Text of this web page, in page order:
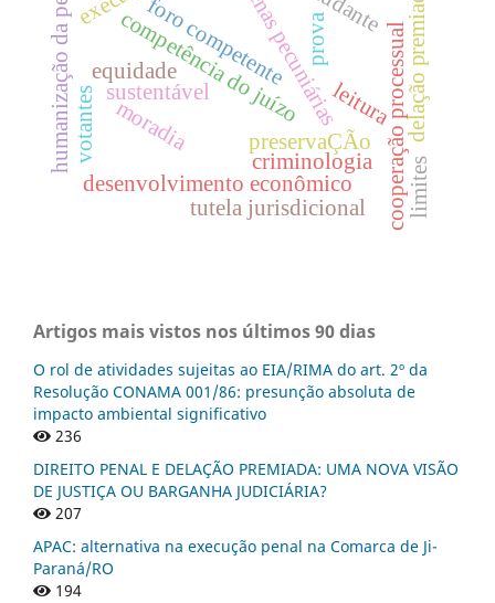
penas pecuniárias
preservaÇÃo
criminologia
desenvolvimento econômico
sustentável leitura
humanização da pena moradia
competência do juízo cooperação processual
foro competente
tutela jurisdicional
delação premiada
equidade
limites
prova
votantes
Artigos mais vistos nos últimos 90 dias
O rol de atividades sujeitas ao EIA/RIMA do art. 2º da
Resolução CONAMA 001/86: presunção absoluta de
impacto ambiental significativo
236
DIREITO PENAL E DELAÇÃO PREMIADA: UMA NOVA VISÃO
DE JUSTIÇA OU BARGANHA JUDICIÁRIA?
207
APAC: alternativa na execução penal na Comarca de Ji-
Paraná/RO
194